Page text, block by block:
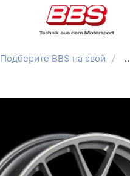
Подберите BBS на свой